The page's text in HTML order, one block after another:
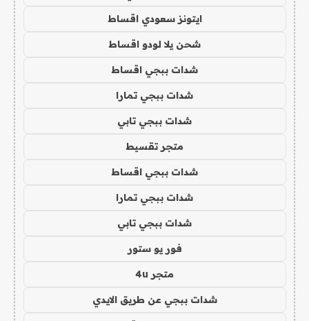
ايتونز سعودي اقساط
شحن يلا لودو اقساط
شدات ببجي اقساط
شدات ببجي تمارا
شدات ببجي تابي
متجر تقسيط
شدات ببجي اقساط
شدات ببجي تمارا
شدات ببجي تابي
فور يو ستور
متجر 4u
شدات ببجي عن طريق الايدي